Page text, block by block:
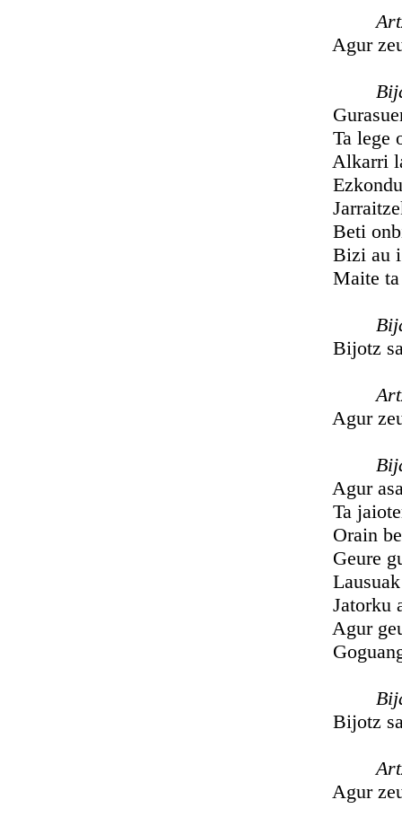
Agur
Gurasuen
Ta lege
Alkarri
Ezkondu
Jarraitzeko
Beti
Bizi au
Maite ta
Bijotz
Agur
Agur
Ta
Orain
Geure
Lausuak
Jatorku
Agur geure
Bijotz
Agur